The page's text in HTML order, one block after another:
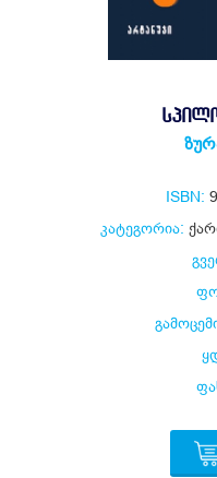
ISBN:
კატეგორია: